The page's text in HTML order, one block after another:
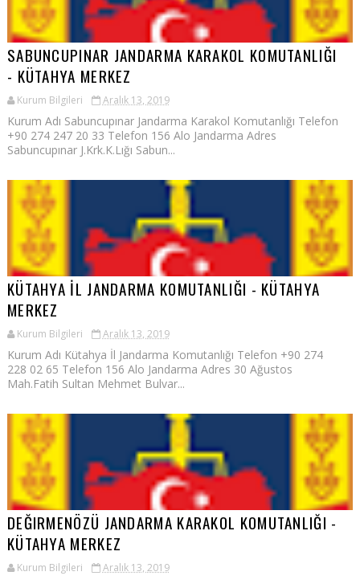
SABUNCUPINAR JANDARMA KARAKOL KOMUTANLIĞI
- KÜTAHYA MERKEZ
Kurum Bilgileri Aralık 13, 2019
Kurum Adı Sabuncupınar Jandarma Karakol Komutanlığı Telefon
+90 274 247 20 33 Telefon 156 Alo Jandarma Adres
Sabuncupınar J.Krk.K.Lığı Sabun...
KÜTAHYA İL JANDARMA KOMUTANLIĞI - KÜTAHYA
MERKEZ
Kurum Bilgileri Aralık 13, 2019
Kurum Adı Kütahya İl Jandarma Komutanlığı Telefon +90 274
228 02 65 Telefon 156 Alo Jandarma Adres 30 Ağustos
Mah.Fatih Sultan Mehmet Bulvar...
DEĞIRMENÖZÜ JANDARMA KARAKOL KOMUTANLIĞI -
KÜTAHYA MERKEZ
Kurum Bilgileri Aralık 13, 2019